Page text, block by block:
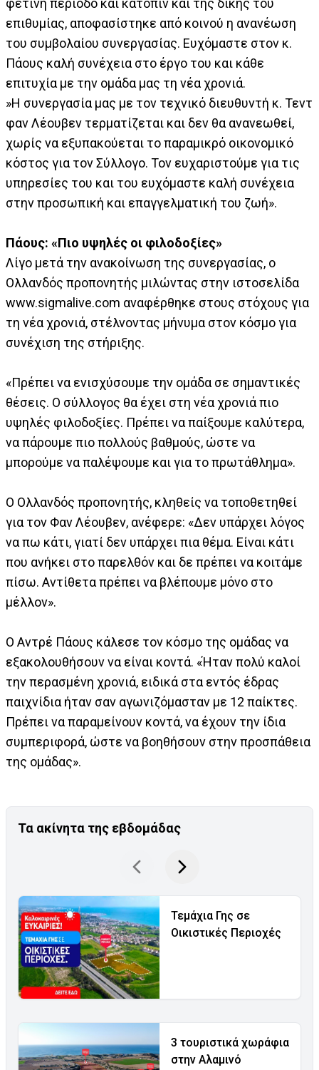
φετινή περίοδο και κατόπιν και της δικής του
επιθυμίας, αποφασίστηκε από κοινού η ανανέωση
του συμβολαίου συνεργασίας. Ευχόμαστε στον κ.
Πάους καλή συνέχεια στο έργο του και κάθε
επιτυχία με την ομάδα μας τη νέα χρονιά.
»Η συνεργασία μας με τον τεχνικό διευθυντή κ. Τεντ
φαν Λέουβεν τερματίζεται και δεν θα ανανεωθεί,
χωρίς να εξυπακούεται το παραμικρό οικονομικό
κόστος για τον Σύλλογο. Τον ευχαριστούμε για τις
υπηρεσίες του και του ευχόμαστε καλή συνέχεια
στην προσωπική και επαγγελματική του ζωή».
Πάους: «Πιο υψηλές οι φιλοδοξίες»
Λίγο μετά την ανακοίνωση της συνεργασίας, ο
Ολλανδός προπονητής μιλώντας στην ιστοσελίδα
www.sigmalive.com αναφέρθηκε στους στόχους για
τη νέα χρονιά, στέλνοντας μήνυμα στον κόσμο για
συνέχιση της στήριξης.
«Πρέπει να ενισχύσουμε την ομάδα σε σημαντικές
θέσεις. Ο σύλλογος θα έχει στη νέα χρονιά πιο
υψηλές φιλοδοξίες. Πρέπει να παίξουμε καλύτερα,
να πάρουμε πιο πολλούς βαθμούς, ώστε να
μπορούμε να παλέψουμε και για το πρωτάθλημα».
Ο Ολλανδός προπονητής, κληθείς να τοποθετηθεί
για τον Φαν Λέουβεν, ανέφερε: «Δεν υπάρχει λόγος
να πω κάτι, γιατί δεν υπάρχει πια θέμα. Είναι κάτι
που ανήκει στο παρελθόν και δε πρέπει να κοιτάμε
πίσω. Αντίθετα πρέπει να βλέπουμε μόνο στο
μέλλον».
Ο Αντρέ Πάους κάλεσε τον κόσμο της ομάδας να
εξακολουθήσουν να είναι κοντά. «Ήταν πολύ καλοί
την περασμένη χρονιά, ειδικά στα εντός έδρας
παιχνίδια ήταν σαν αγωνιζόμασταν με 12 παίκτες.
Πρέπει να παραμείνουν κοντά, να έχουν την ίδια
συμπεριφορά, ώστε να βοηθήσουν στην προσπάθεια
της ομάδας».
Τα ακίνητα της εβδομάδας
Τεμάχια Γης σε
Οικιστικές Περιοχές
3 τουριστικά χωράφια
στην Αλαμινό